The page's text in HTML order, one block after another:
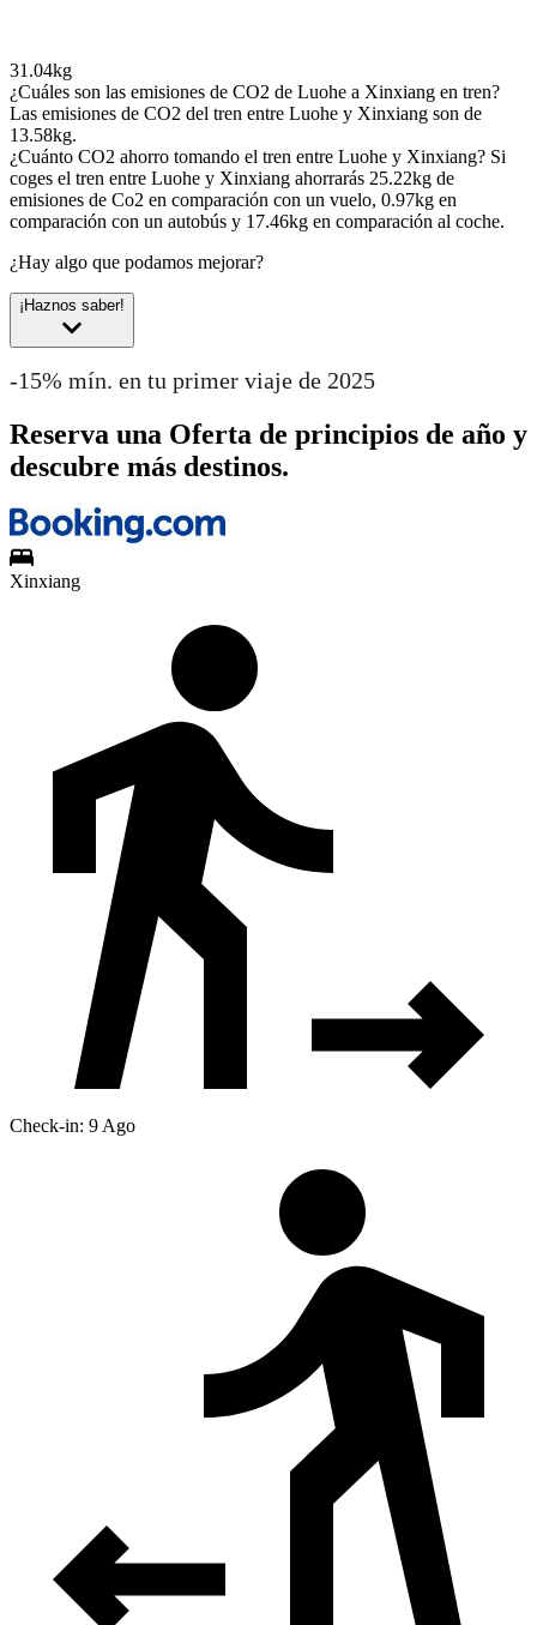
31.04kg
¿Cuáles son las emisiones de CO2 de Luohe a Xinxiang en tren?
Las emisiones de CO2 del tren entre Luohe y Xinxiang son de
13.58kg.
¿Cuánto CO2 ahorro tomando el tren entre Luohe y Xinxiang? Si
coges el tren entre Luohe y Xinxiang ahorrarás 25.22kg de
emisiones de Co2 en comparación con un vuelo, 0.97kg en
comparación con un autobús y 17.46kg en comparación al coche.
¿Hay algo que podamos mejorar?
¡Haznos saber!
-15% mín. en tu primer viaje de 2025
Reserva una Oferta de principios de año y
descubre más destinos.
Xinxiang
Check-in: 9 Ago